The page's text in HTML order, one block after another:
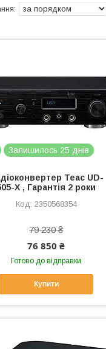
Залишилось 25 днів
Teac UD-
X , Гарантія 2 роки
2350568354
79 230 ₴
76 850 ₴
Готово до відправки
Купити